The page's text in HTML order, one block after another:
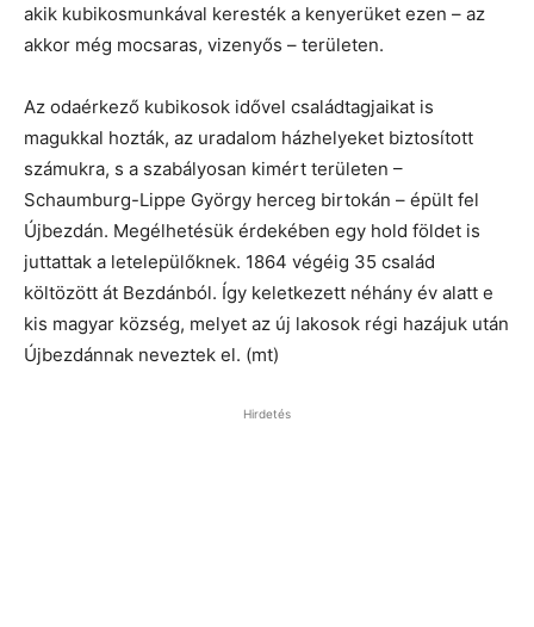
akik kubikosmunkával keresték a kenyerüket ezen – az
akkor még mocsaras, vizenyős – területen.
Az odaérkező kubikosok idővel családtagjaikat is
magukkal hozták, az uradalom házhelyeket biztosított
számukra, s a szabályosan kimért területen –
Schaumburg-Lippe György herceg birtokán – épült fel
Újbezdán. Megélhetésük érdekében egy hold földet is
juttattak a letelepülőknek. 1864 végéig 35 család
költözött át Bezdánból. Így keletkezett néhány év alatt e
kis magyar község, melyet az új lakosok régi hazájuk után
Újbezdánnak neveztek el. (mt)
Hirdetés